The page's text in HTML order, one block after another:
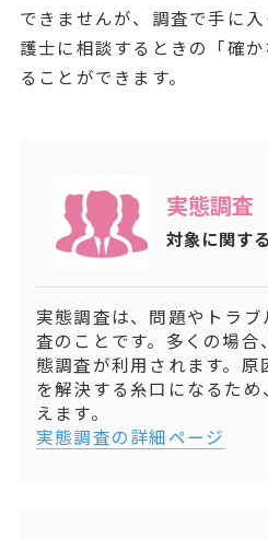
できませんが、調査で手に
護士に相談するときの「確
ることができます。
実態調査
対象に関す
実態調査は、問題やトラ
査のことです。多くの場
態調査が利用されます。
を解決する糸口になるた
えます。
実態調査の詳細ページ